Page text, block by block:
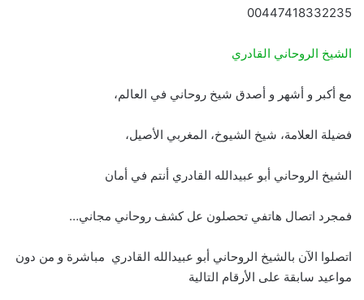
00447418332235
الشيخ الروحاني القادري
مع أكبر و أشهر و أصدق شيخ روحاني في العالم،
فضيلة العلامة، شيخ الشيوخ، المغربي الأصيل،
الشيخ الروحاني أبو عبيدالله القادري أنتم في أمان
فمجرد اتصال هاتفي تحصلون عل كشف روحاني مجاني…
اتصلوا الآن بالشيخ الروحاني أبو عبيدالله القادري مباشرة و من دون
مواعيد سابقة على الأرقام التالية